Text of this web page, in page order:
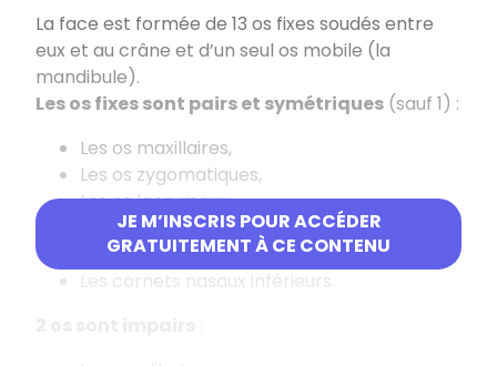
JE M’INSCRIS POUR ACCÉDER
GRATUITEMENT À CE CONTENU
La face est formée de 13 os fixes soudés entre
eux et au crâne et d’un seul os mobile (la
mandibule).
Les os fixes sont pairs et symétriques (sauf 1) :
Les os maxillaires,
Les os zygomatiques,
Les os lacrymaux,
Les os nasaux,
Les os palatins,
Les cornets nasaux inférieurs.